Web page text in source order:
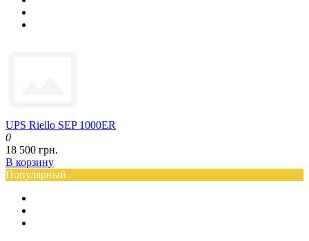
UPS Riello SEP 1000ER
0
18 500 грн.
В корзину
Популярный